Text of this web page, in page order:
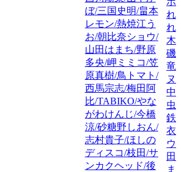
ぼ/三国史明/畠本
レモン/熱焼江う
お/朝比奈ショウ/
山田はまち/野原
多央/岬ミミコ/笠
原真樹/鳥トマト/
西馬宗志/梅田阿
比/TABIKO/やな
がわけんじ/今橋
涼/砂糖野しおん/
志村貴子/ほしの
ディスコ/枝田/サ
ンカクヘッド/後
れ
れ/
木
磯
竜/
ヌ
中
虫
鉄/
衣/
ウ
田
ま